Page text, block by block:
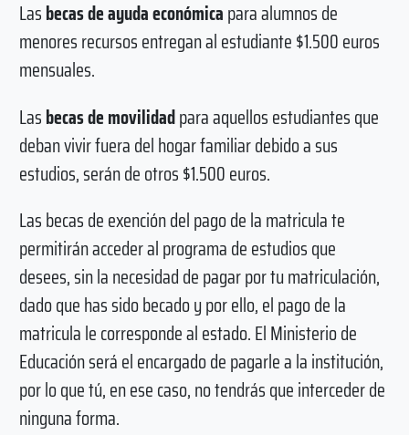
Lasbecas de ayuda económicapara alumnos de
menores recursos entregan al estudiante $1.500 euros
mensuales.
Lasbecas de movilidadpara aquellos estudiantes que
deban vivir fuera del hogar familiar debido a sus
estudios, serán de otros $1.500 euros.
Las becas de exención del pago de la matricula te
permitirán acceder al programa de estudios que
desees, sin la necesidad de pagar por tu matriculación,
dado que has sido becado y por ello, el pago de la
matricula le corresponde al estado. El Ministerio de
Educación será el encargado de pagarle a la institución,
por lo que tú, en ese caso, no tendrás que interceder de
ninguna forma.